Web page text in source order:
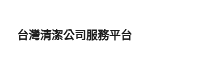
台灣清潔公司服務平台